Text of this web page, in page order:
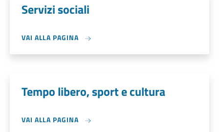
Servizi sociali
VAI ALLA PAGINA
Tempo libero, sport e cultura
VAI ALLA PAGINA